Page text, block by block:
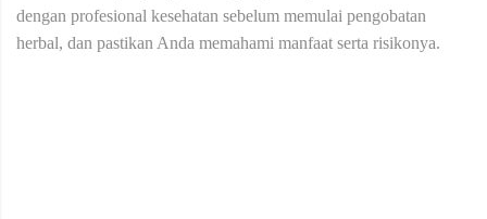
dengan profesional kesehatan sebelum memulai pengobatan
herbal, dan pastikan Anda memahami manfaat serta risikonya.